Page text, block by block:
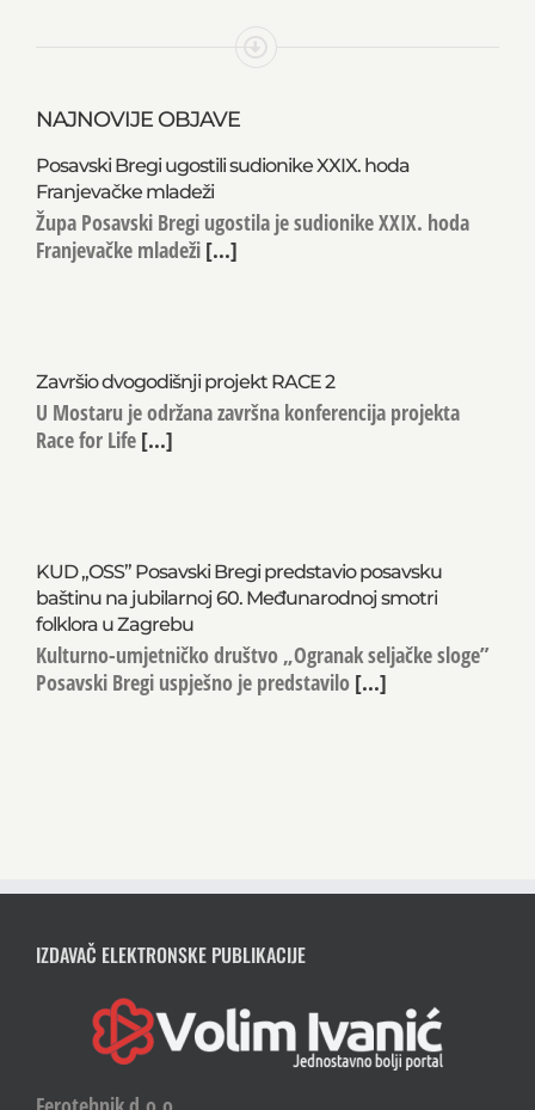
NAJNOVIJE OBJAVE
Posavski Bregi ugostili sudionike XXIX. hoda
Franjevačke mladeži
Župa Posavski Bregi ugostila je sudionike XXIX. hoda
Završio dvogodišnji projekt RACE 2
U Mostaru je održana završna konferencija projekta
KUD „OSS” Posavski Bregi predstavio posavsku
baštinu na jubilarnoj 60. Međunarodnoj smotri
folklora u Zagrebu
Kulturno-umjetničko društvo „Ogranak seljačke sloge”
IZDAVAČ ELEKTRONSKE PUBLIKACIJE